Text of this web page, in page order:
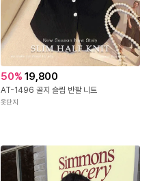
50% 19,800
AT-1496 골지 슬림 반팔 니트
옷단지